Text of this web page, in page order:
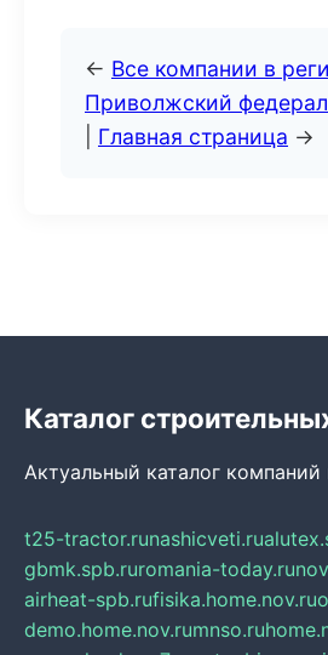
← Все компании в
Приволжский
Главная страница →
Каталог
Актуальный каталог
t25-tractor.runashicveti.ru
gbmk.spb.ruromania-today.ru
airheat-spb.rufisika.home.nov.ru
demo.home.nov.rumnso.ru